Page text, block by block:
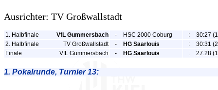
Ausrichter: TV Großwallstadt
1. Halbfinale VfL Gummersbach - HSC 2000 Coburg :
30:27
2. Halbfinale
TV Großwallstadt - HG Saarlouis :
30:31
Finale
VfL Gummersbach - HG Saarlouis : 27:28
1. Pokalrunde, Turnier 13: